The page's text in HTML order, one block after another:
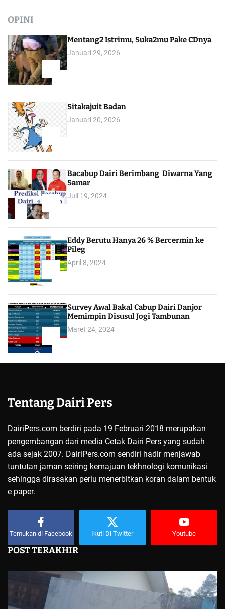
OPINI
Mentang2 Istrimu, Suka2mu Pake CDnya
Januari 29, 2026
Sitakajuit Badan
Januari 20, 2026
Bacabup Dairi Berimbang Diwarna Yang
Samar
Juli 19, 2024
Eddy Berutu Hanya 26 % Bercermin ke
Pileg
April 8, 2024
Survey Awal Bakal Cabup Dairi Danjor
Memimpin Disusul Jogi Tambunan
Maret 24, 2024
Tentang Dairi Pers
DairiPers.com berdiri pada 19 Februari 2018 merupakan
pengembangan dari media Cetak Dairi Pers yang sudah
ada sejak 2007. DairiPers.com sendiri hadir menjawab
tuntutan jaman seiring kemajuan tekhnologi komunikasi
sehingga dirasakan perlu menerbitkan koran dalam bentuk
e paper.
Temukan di Facebook Ikuti Di Twitter Youtube
POST TERAKHIR